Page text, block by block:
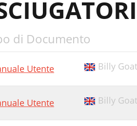
di Documento
Utente Billy
Utente Billy